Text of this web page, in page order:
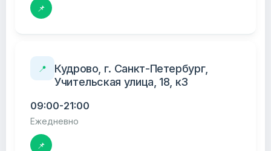
📌
📍
Кудрово, г. Санкт-Петербург,
Учительская улица, 18, к3
09:00-21:00
Ежедневно
📌